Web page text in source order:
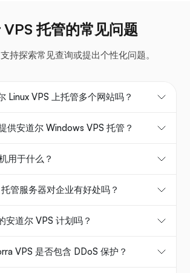
VPS 托管的常见问题
持探索常见查询或提出个性化问题。
Linux VPS 上托管多个网站吗？
供安道尔 Windows VPS 托管？
用于什么？
管服务器对企业有好处吗？
安道尔 VPS 计划吗？
VPS 是否包含 DDoS 保护？